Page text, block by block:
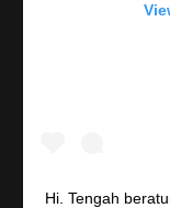
Hi. Tengah